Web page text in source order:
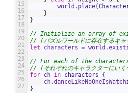
15
16
17
18
19
20
21
22
23
24
25
26
27
world . place(
}
}
// Initialize an array of
// (パズルワールドに存在するキャ
let
characters = world .
// For each of the
// (それぞれのキャラクターにいく
for ch in characters
{
ch.
}